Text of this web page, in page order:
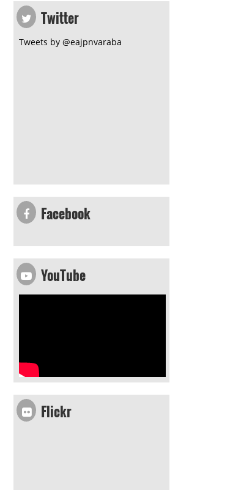
Twitter
Tweets by @eajpnvaraba
Facebook
YouTube
Flickr